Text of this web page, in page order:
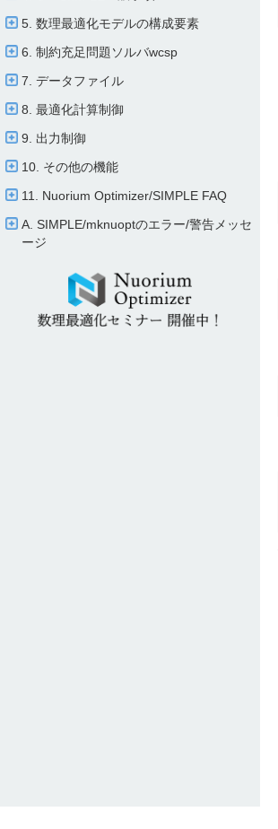
5. 数理最適化モデルの構成要素
6. 制約充足問題ソルバwcsp
7. データファイル
8. 最適化計算制御
9. 出力制御
10. その他の機能
11. Nuorium Optimizer/​SIMPLE FAQ
A. SIMPLE/​mknuoptのエラー/​警告メッセ
ージ